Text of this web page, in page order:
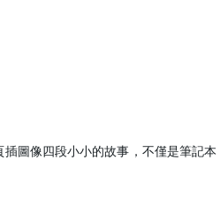
插圖像四段小小的故事，不僅是筆記